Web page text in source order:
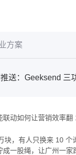
方案
联动如何让营销效率翻
块，有人只换来 10
一股绳，让广州一